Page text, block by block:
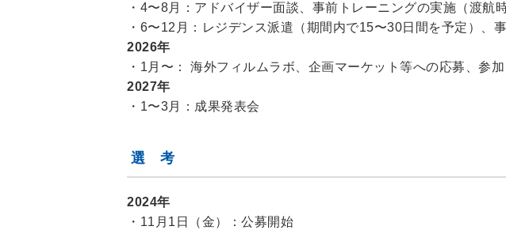
・4〜8月：アドバイザー面談、事前トレーニングの実施（渡航
・6〜12月：レジデンス派遣（期間内で15〜30日間を予定）、
2026年
・1月〜： 海外フィルムラボ、企画マーケット等への応募、参加
2027年
・1〜3月：成果発表会
選 考
2024年
・11月1日（金）：公募開始